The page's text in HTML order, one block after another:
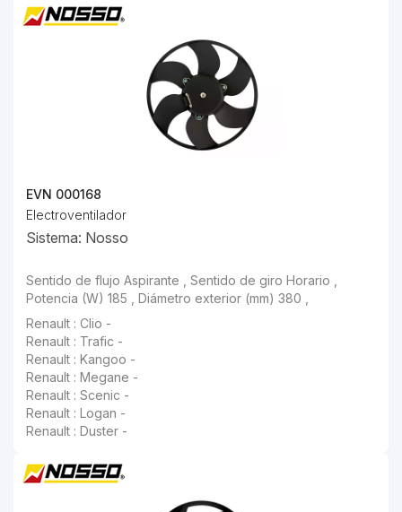
EVN 000168
Electroventilador
Sistema: Nosso
Sentido de flujo Aspirante , Sentido de giro Horario , Potencia (W) 185 , Diámetro exterior (mm) 380 ,
Renault : Clio -
Renault : Trafic -
Renault : Kangoo -
Renault : Megane -
Renault : Scenic -
Renault : Logan -
Renault : Duster -